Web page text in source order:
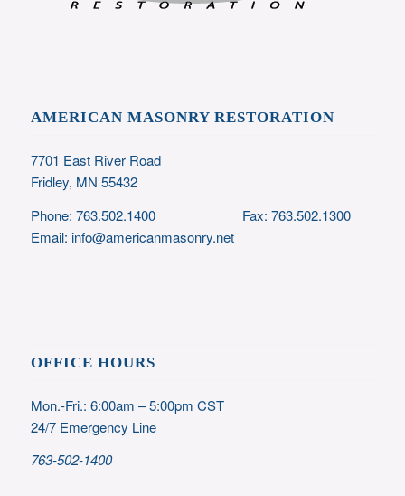
AMERICAN MASONRY RESTORATION
7701 East River Road
Fridley, MN 55432
Phone: 763.502.1400 Fax: 763.502.1300
Email: info@americanmasonry.net
OFFICE HOURS
Mon.-Fri.: 6:00am – 5:00pm CST
24/7 Emergency Line
763-502-1400